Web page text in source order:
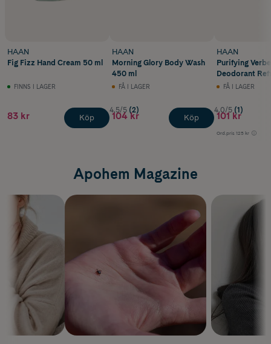
HAAN
Fig Fizz Hand Cream 50 ml
FINNS I LAGER
83 kr Köp
HAAN
Morning Glory Body Wash
450 ml
FÅ I LAGER
4.5/5 (2)
104 kr Köp
HAAN
Purifying
Deodorant
FÅ I LAGER
4.0/5 (1)
101 kr
Ord.pris 125 kr
Apohem Magazine